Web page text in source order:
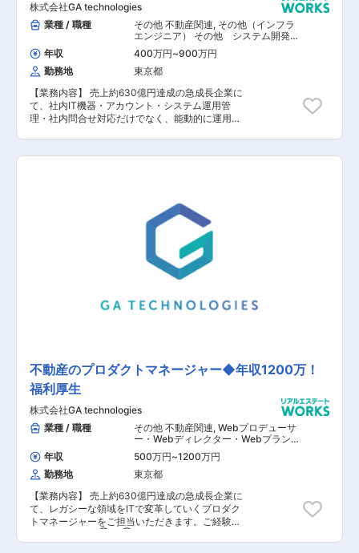
わりではなく、自分が制作・ディレクションした
デザインがどのような効果を生んだのかを突き詰
めたい方にはピッタリの環境です。 【入社後の業
務内容変更範囲】 会社の定める業務（但し、本人
の希望・適性を考慮するものとする）
株式会社GA technologies
業種 / 職種
その他 不動産関連, その他（インフラ
エンジニア） その他 システム開発・
運用
年収 400万円~900万円
勤務地
東京都
【業務内容】 売上約630億円達成の急成長企業に
て、社内IT機器・アカウント・システム運用管
理・社内問合せ対応だけでなく、能動的に運用改
イノベーションで、人々に感動を。」というミッ
い、成長企業で長くキャリアを積みたい方におス
などの人事対応 ・PCやスマートフォンなどIT機
器のキッティング、初期化 ・各種アカウントの作
成、停止、削除 ・入社受入時のガイダンス ■社
内問合せ対応 ・社内ユーザーとのコミュニケーシ
各種アカウントの作成、権限付与、設定変更 ・IT
機器のキッティング、初期化、貸与回収 ・問合せ
セキュリティガイダンスやアナウンス、啓蒙活動
の立案実施 【担当者コメント】 事業拡大かつグ
ループ会社も増える中、パフォーマンス次第であ
与アップに繋がります。また、会社全体の約7割
が中途社員で構成され、年功序列の風土はなく風
通しのよい組織であり、働くママさんパパさんも
在籍中です。完全フレックスタイム制も導入され
ているので、ご自身の裁量で働き方をデザインで
きる魅力があります。
不動産のプロダクトマネージャー◆年収1200万！
福利厚生
株式会社GA technologies
業種 / 職種
その他 不動産関連, Webプロデューサ
ー・Webディレクター・Webプランナ
ー その他（インフラエンジニア） その
他 システム開発・運用
年収 500万円~1200万円
勤務地
東京都
【業務内容】 売上約630億円達成の急成長企業に
て、レガシーな領域をITで変革していくプロダク
トマネージャーをご担当いただきます。ご経験や